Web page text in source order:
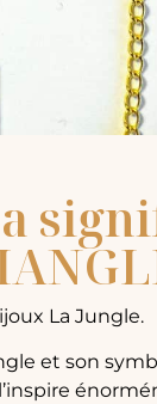
La Jungle.
et son